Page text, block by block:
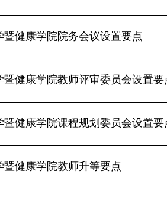
暨健康学院院务会议设置要点
暨健康学院教师评审委员会设置要
暨健康学院课程规划委员会设置要
暨健康学院教师升等要点